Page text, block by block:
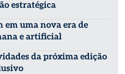
estratégica
uma nova era de
e artificial
da próxima edição